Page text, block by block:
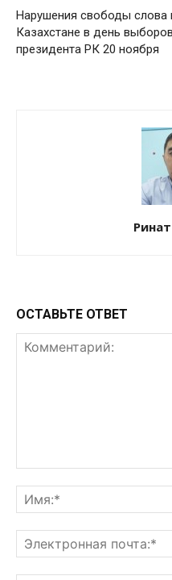
Нарушения свободы слова
Казахстане в день выборов
президента РК 20 ноября
ОСТАВЬТЕ ОТВЕТ